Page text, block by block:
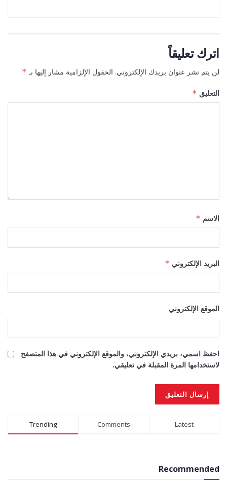
اترك تعليقاً
لن يتم نشر عنوان بريدك الإلكتروني. الحقول الإلزامية مشار إليها بـ *
التعليق *
الاسم *
البريد الإلكتروني *
الموقع الإلكتروني
احفظ اسمي، بريدي الإلكتروني، والموقع الإلكتروني في هذا المتصفح
لاستخدامها المرة المقبلة في تعليقي.
Alternative:
Trending Comments Latest
Recommended